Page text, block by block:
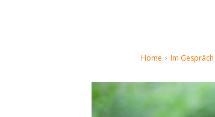
Home › Im Gespräch